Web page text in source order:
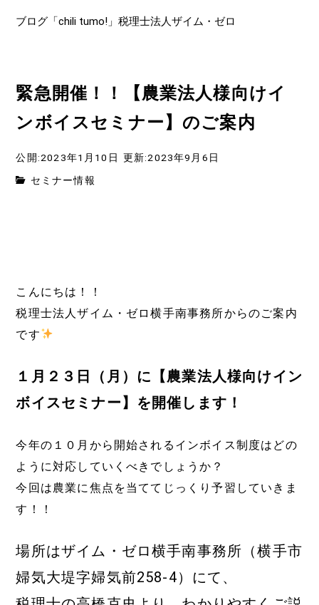
ブログ「chili tumo!」税理士法人ザイム・ゼロ
緊急開催！！【農業法人様向けイ
ンボイスセミナー】のご案内
公開:2023年1月10日 更新:2023年9月6日
セミナー情報
こんにちは！！
税理士法人ザイム・ゼロ横手南事務所からのご案内
です
１月２３日（月）に【農業法人様向けイン
ボイスセミナー】を開催します！
今年の１０月から開始されるインボイス制度はどの
ように対応していくべきでしょうか？
今回は農業に焦点を当ててじっくり予習していきま
す！！
場所はザイム・ゼロ横手南事務所（横手市
婦気大堤字婦気前258-4）にて、